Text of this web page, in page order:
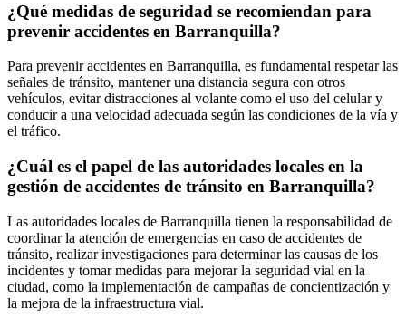
¿Qué medidas de seguridad se recomiendan para
prevenir accidentes en Barranquilla?
Para prevenir accidentes en Barranquilla, es fundamental respetar las
señales de tránsito, mantener una distancia segura con otros
vehículos, evitar distracciones al volante como el uso del celular y
conducir a una velocidad adecuada según las condiciones de la vía y
el tráfico.
¿Cuál es el papel de las autoridades locales en la
gestión de accidentes de tránsito en Barranquilla?
Las autoridades locales de Barranquilla tienen la responsabilidad de
coordinar la atención de emergencias en caso de accidentes de
tránsito, realizar investigaciones para determinar las causas de los
incidentes y tomar medidas para mejorar la seguridad vial en la
ciudad, como la implementación de campañas de concientización y
la mejora de la infraestructura vial.